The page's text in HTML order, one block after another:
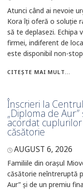
Atunci când ai nevoie
Kora îți oferă o soluție
să te deplasezi. Echipa
firmei, indiferent de
este disponibil non-
CITEȘTE MAI MULT...
Înscrieri la
„Diploma de
acordat
căsătorie
AUGUST 6, 2026
Familiile din orașul
căsătorie neîntreruptă
Aur” și de un premiu